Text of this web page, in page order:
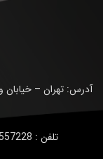
تلفن : 02188557228- 02188557229- 02188557231